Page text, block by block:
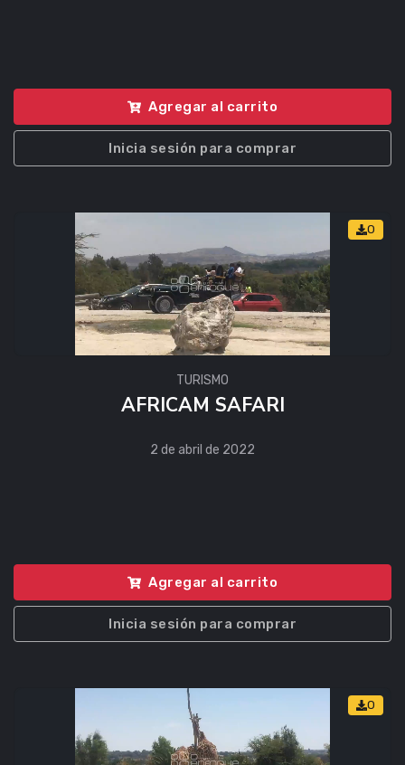
Agregar al carrito
Inicia sesión para comprar
0
TURISMO
AFRICAM SAFARI
2 de abril de 2022
Agregar al carrito
Inicia sesión para comprar
0